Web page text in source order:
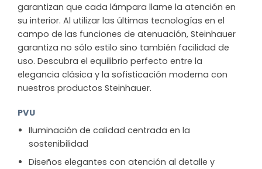
garantizan que cada lámpara llame la atención en
su interior. Al utilizar las últimas tecnologías en el
campo de las funciones de atenuación, Steinhauer
garantiza no sólo estilo sino también facilidad de
uso. Descubra el equilibrio perfecto entre la
elegancia clásica y la sofisticación moderna con
nuestros productos Steinhauer.
PVU
Iluminación de calidad centrada en la
sostenibilidad
Diseños elegantes con atención al detalle y